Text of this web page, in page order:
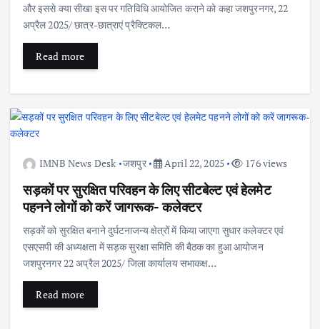
और इससे क्या सीखा इस पर गतिविधि आयोजित कराने को कहा जशपुरनगर, 22
अप्रैल 2025/ छात्र-छात्राएं प्रैक्टिकल…
Read more
IMNB News Desk जशपुर April 22, 2025 176 views
सड़कों पर सुरक्षित परिवहन के लिए सीटबेल्ट एवं हेलमेट
पहनने लोगों को करें जागरूक- कलेक्टर
सड़कों को सुरक्षित बनाने दुर्घटनाजन्य क्षेत्रों में किया जाएगा सुधार कलेक्टर एवं
एसएसपी की अध्यक्षता में सड़क सुरक्षा समिति की बैठक का हुआ आयोजन
जशपुरनगर 22 अप्रैल 2025/ जिला कार्यालय सभाकक्ष…
Read more